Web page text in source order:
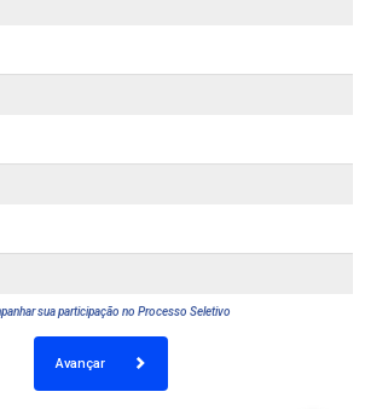
sua participação no Processo Seletivo
Avançar